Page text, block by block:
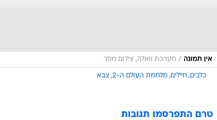
אין תמונה / מערכת וואלה, צילום מסך
כלבים חיילים מלחמת העולם ה-2 צבא
טרם התפרסמו תגובות